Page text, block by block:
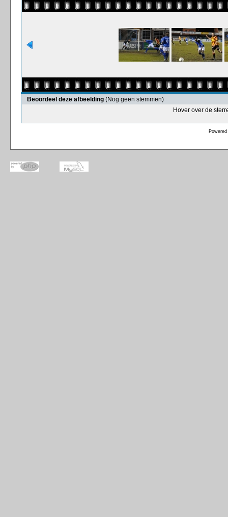
Beoordeel deze afbeelding (Nog geen stemmen)
Hover over de